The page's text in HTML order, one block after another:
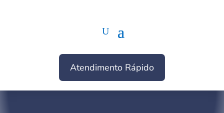
Atendimento Rápido